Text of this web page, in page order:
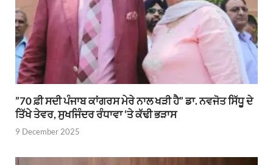
”70 ਫ਼ੀ ਸਦੀ ਪੰਜਾਬ ਕਾਂਗਰਸ ਮੇਰੇ ਨਾਲ ਖੜੀ ਹੈ” ਡਾ. ਨਵਜੋਤ ਸਿੱਧੂ ਦੇ
ਤਿੱਖੇ ਤੇਵਰ, ਸੁਖਜਿੰਦਰ ਰੰਧਾਵਾ ‘ਤੇ ਕੱਢੀ ਭੜਾਸ
9 December 2025